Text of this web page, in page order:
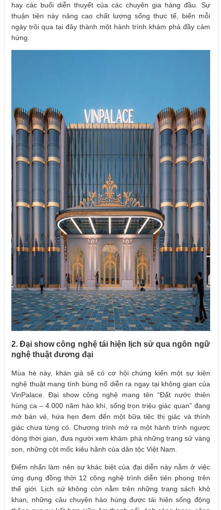
hay các buổi diễn thuyết của các chuyên gia hàng đầu. Sự
thuận tiện này nâng cao chất lượng sống thực tế, biến mỗi
ngày trôi qua tại đây thành một hành trình khám phá đầy cảm
hứng.
2. Đại show công nghệ tái hiện lịch sử qua ngôn ngữ
nghệ thuật đương đại
Mùa hè này, khán giả sẽ có cơ hội chứng kiến một sự kiện
nghệ thuật mang tính bùng nổ diễn ra ngay tại không gian của
VinPalace. Đại show công nghệ mang tên “Đất nước thiên
hùng ca – 4.000 năm hào khí, sống trọn triệu giác quan” đang
mở bán vé, hứa hẹn đem đến một bữa tiệc thị giác và thính
giác chưa từng có. Chương trình mở ra một hành trình ngược
dòng thời gian, đưa người xem khám phá những trang sử vàng
son, những cột mốc kiêu hãnh của dân tộc Việt Nam.
Điểm nhấn làm nên sự khác biệt của đại diễn này nằm ở việc
ứng dụng đồng thời 12 công nghệ trình diễn tiên phong trên
thế giới. Lịch sử không còn nằm trên những trang sách khô
khan, những câu chuyện hào hùng được tái hiện sống động